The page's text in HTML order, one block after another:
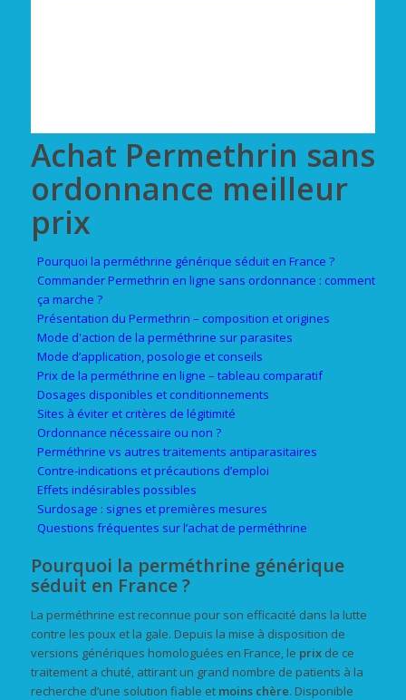
Achat Permethrin sans
ordonnance meilleur
prix
Pourquoi la perméthrine générique séduit en France ?
Commander Permethrin en ligne sans ordonnance : comment
ça marche ?
Présentation du Permethrin – composition et origines
Mode d'action de la perméthrine sur parasites
Mode d’application, posologie et conseils
Prix de la perméthrine en ligne – tableau comparatif
Dosages disponibles et conditionnements
Sites à éviter et critères de légitimité
Ordonnance nécessaire ou non ?
Perméthrine vs autres traitements antiparasitaires
Contre-indications et précautions d’emploi
Effets indésirables possibles
Surdosage : signes et premières mesures
Questions fréquentes sur l’achat de perméthrine
Pourquoi la perméthrine générique
séduit en France ?
La perméthrine est reconnue pour son efficacité dans la lutte
contre les poux et la gale. Depuis la mise à disposition de
versions génériques homologuées en France, le prixde ce
traitement a chuté, attirant un grand nombre de patients à la
recherche d’une solution fiable et moins chère. Disponible